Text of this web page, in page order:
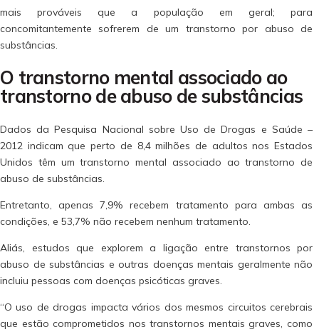
mais prováveis que a população em geral; para
concomitantemente sofrerem de um transtorno por abuso de
substâncias.
O transtorno mental associado ao
transtorno de abuso de substâncias
Dados da Pesquisa Nacional sobre Uso de Drogas e Saúde –
2012 indicam que perto de 8,4 milhões de adultos nos Estados
Unidos têm um transtorno mental associado ao transtorno de
abuso de substâncias.
Entretanto, apenas 7,9% recebem tratamento para ambas as
condições, e 53,7% não recebem nenhum tratamento.
Aliás, estudos que explorem a ligação entre transtornos por
abuso de substâncias e outras doenças mentais geralmente não
incluiu pessoas com doenças psicóticas graves.
“O uso de drogas impacta vários dos mesmos circuitos cerebrais
que estão comprometidos nos transtornos mentais graves, como